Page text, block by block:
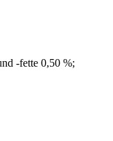
-fette 0,50 %;